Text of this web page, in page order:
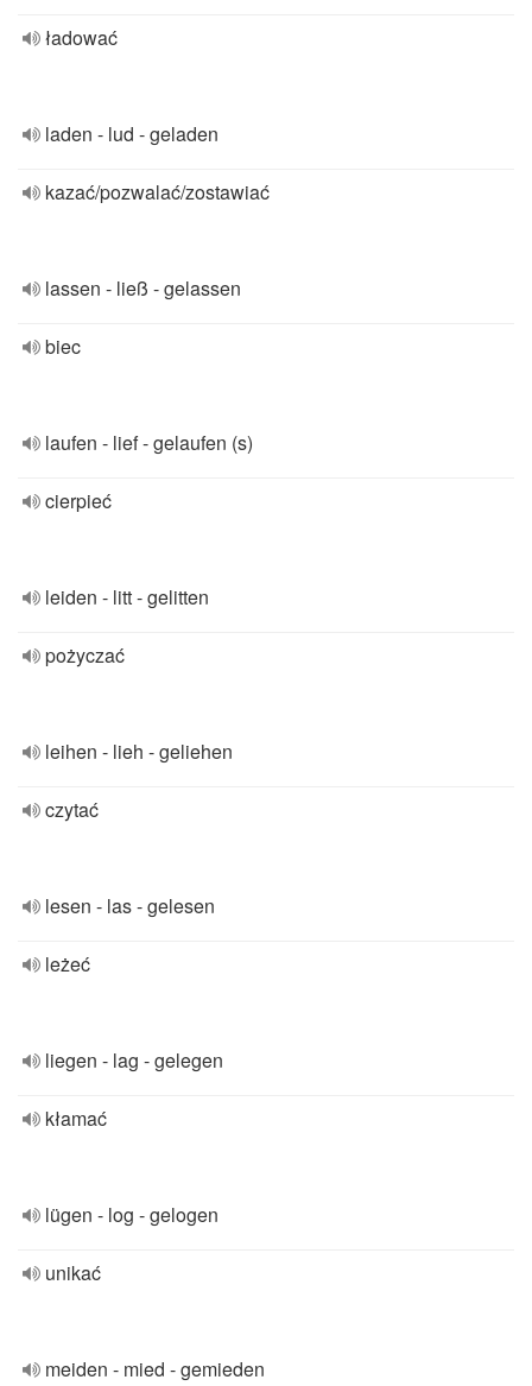
ładować
laden - lud - geladen
kazać/pozwalać/zostawiać
lassen - ließ - gelassen
biec
laufen - lief - gelaufen (s)
cierpieć
leiden - litt - gelitten
pożyczać
leihen - lieh - geliehen
czytać
lesen - las - gelesen
leżeć
liegen - lag - gelegen
kłamać
lügen - log - gelogen
unikać
meiden - mied - gemieden